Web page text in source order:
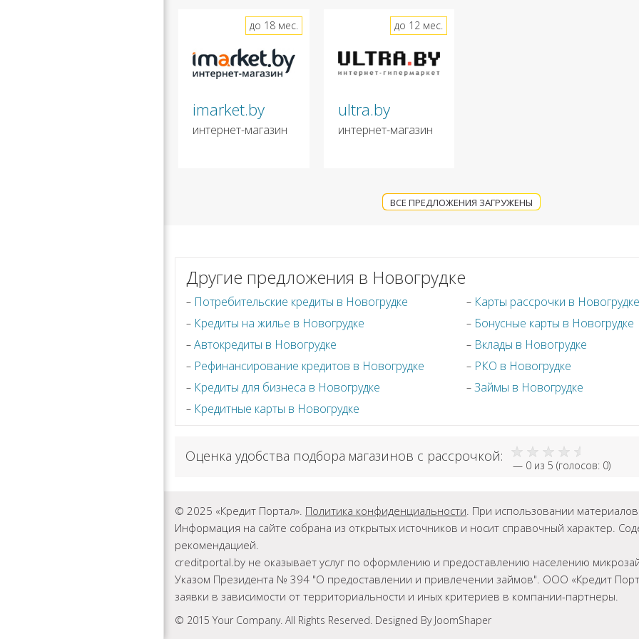
imarket.by
интернет-магазин
до 18 мес.
ultra.by
интернет-магазин
до 12 мес.
ВСЕ ПРЕДЛОЖЕНИЯ ЗАГРУЖЕНЫ
Другие предложения в Новогрудке
Потребительские кредиты в Новогрудке
Кредиты на жилье в Новогрудке
Автокредиты в Новогрудке
Рефинансирование кредитов в Новогрудке
Кредиты для бизнеса в Новогрудке
Кредитные карты в Новогрудке
Карты рассрочки в
Бонусные карты в Новогрудке
Вклады в Новогрудке
РКО в Новогрудке
Займы в Новогрудке
Оценка удобства подбора магазинов с рассрочкой:
— 0 из 5 (голосов: 0)
© 2025 «Кредит Портал». Политика конфиденциальности. При использовании
Информация на сайте собрана из открытых источников и носит справочный характер.
рекомендацией.
creditportal.by не оказывает услуг по оформлению и предоставлению населению
Указом Президента № 394 "О предоставлении и привлечении займов". ООО «Кредит
заявки в зависимости от территориальности и иных критериев в компании-партнеры.
© 2015 Your Company. All Rights Reserved. Designed By JoomShaper